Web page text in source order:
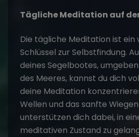
Tägliche Meditation auf
Die tägliche Meditation ist ein
Schlüssel zur Selbstfindung.
deines Segelbootes,
des Meeres, kannst du dich
deine Meditation
Wellen und das sanfte
unterstützen dich dabei, in
meditativen Zustand zu